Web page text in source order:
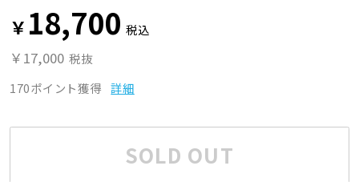
￥ 18,700 税込
￥17,000 税抜
170ポイント獲得 詳細
SOLD OUT